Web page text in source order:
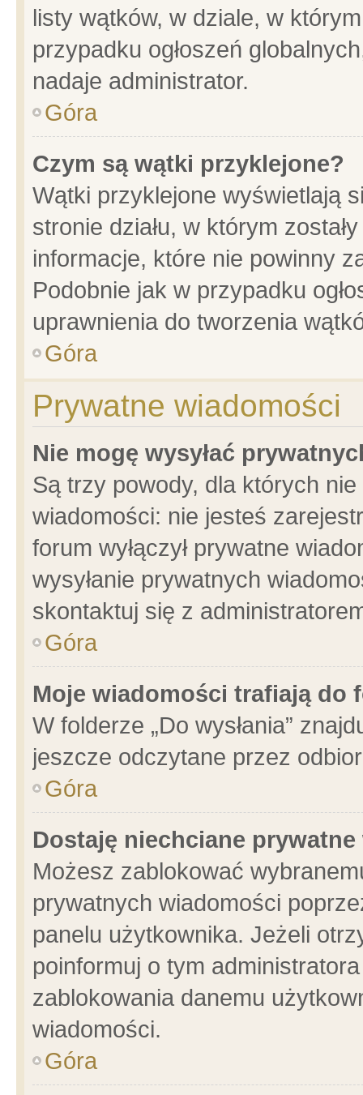
listy wątków, w dziale, w
przypadku ogłoszeń
nadaje administrator.
Góra
Czym są wątki przyklejone?
Wątki przyklejone wyświetlają
stronie działu, w którym
informacje, które nie powinny
Podobnie jak w przypadku
uprawnienia do tworzenia
Góra
Prywatne wiadomości
Nie mogę wysyłać
Są trzy powody, dla których
wiadomości: nie jesteś
forum wyłączył prywatne
wysyłanie prywatnych
skontaktuj się z
Góra
Moje wiadomości trafiają do
W folderze „Do wysłania”
jeszcze odczytane przez
Góra
Dostaję niechciane
Możesz zablokować
prywatnych wiadomości
panelu użytkownika. Jeżeli
poinformuj o tym
zablokowania danemu
wiadomości.
Góra